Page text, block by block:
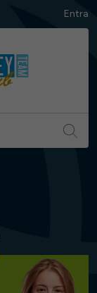
Entra